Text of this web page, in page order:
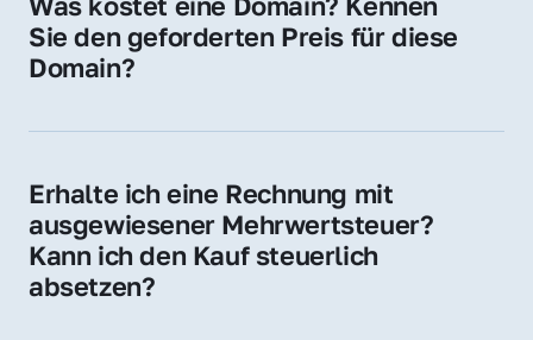
Adressen oder als digitale Investition.
Sie den geforderten Preis für diese
Domain?
Domain liegt ein konkreter Kaufpreis vor –
unverbindliches Angebot.
Erhalte ich eine Rechnung mit
ausgewiesener Mehrwertsteuer?
Kann ich den Kauf steuerlich
absetzen?